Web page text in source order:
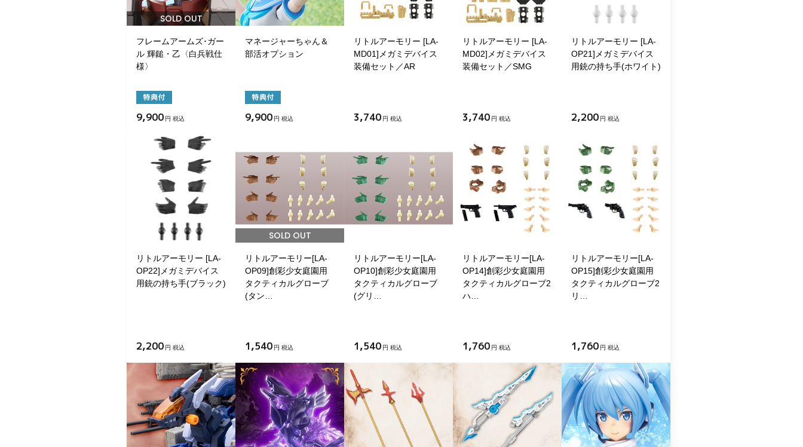
SOLD OUT
フレームアームズ･ガー
ル 輝鎚・乙〈白兵戦仕
様〉
9,900 円 税込
マネージャーちゃん＆
部活オプション
9,900 円 税込
リトルアーモリー [LA-
MD01]メガミデバイス
装備セット／AR
3,740 円 税込
リトルアーモリー [LA-
MD02]メガミデバイス
装備セット／SMG
3,740 円 税込
リトルアーモリー [LA-
OP21]メガミデバイス
用銃の持ち手(ホワイト)
2,200 円 税込
リトルアーモリー [LA-
OP22]メガミデバイス
用銃の持ち手(ブラック)
2,200 円 税込
SOLD OUT
リトルアーモリー[LA-
OP09]創彩少女庭園用
タクティカルグローブ
(タン…
1,540 円 税込
リトルアーモリー[LA-
OP10]創彩少女庭園用
タクティカルグローブ
(グリ…
1,540 円 税込
リトルアーモリー[LA-
OP14]創彩少女庭園用
タクティカルグローブ2
ハ…
1,760 円 税込
リトルアーモリー[LA-
OP15]創彩少女庭園用
タクティカルグローブ2
リ…
1,760 円 税込